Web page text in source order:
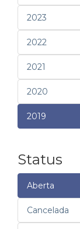
2023
2022
2021
2020
2019
Status
Aberta
Cancelada